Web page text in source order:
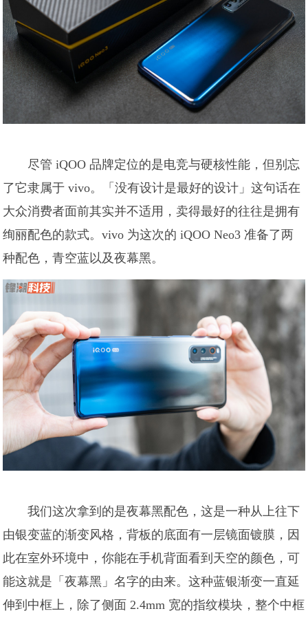
尽管 iQOO 品牌定位的是电竞与硬核性能，但别忘
了它隶属于 vivo。「没有设计是最好的设计」这句话在
大众消费者面前其实并不适用，卖得最好的往往是拥有
绚丽配色的款式。vivo 为这次的 iQOO Neo3 准备了两
种配色，青空蓝以及夜幕黑。
我们这次拿到的是夜幕黑配色，这是一种从上往下
由银变蓝的渐变风格，背板的底面有一层镜面镀膜，因
此在室外环境中，你能在手机背面看到天空的颜色，可
能这就是「夜幕黑」名字的由来。这种蓝银渐变一直延
伸到中框上，除了侧面 2.4mm 宽的指纹模块，整个中框